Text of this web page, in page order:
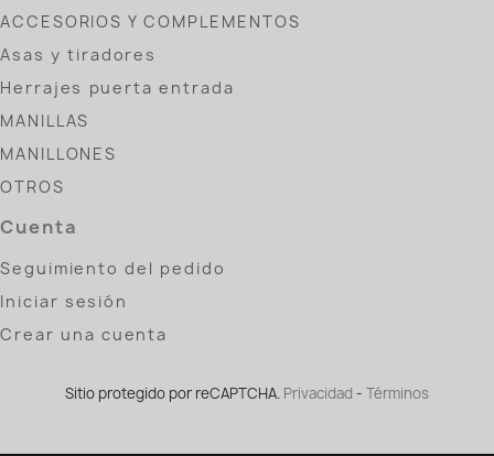
ACCESORIOS Y COMPLEMENTOS
Asas y tiradores
Herrajes puerta entrada
MANILLAS
MANILLONES
OTROS
Cuenta
Seguimiento del pedido
Iniciar sesión
Crear una cuenta
Sitio protegido por reCAPTCHA. Privacidad - Términos